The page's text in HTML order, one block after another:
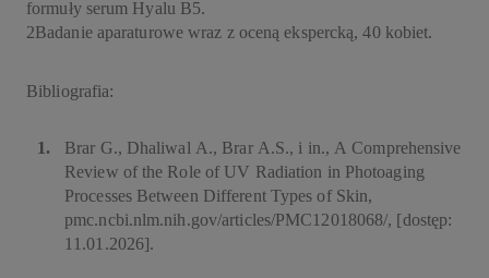
formuły serum Hyalu B5.
2Badanie aparaturowe wraz z oceną ekspercką, 40 kobiet.
Bibliografia:
Brar G., Dhaliwal A., Brar A.S., i in., A Comprehensive
Review of the Role of UV Radiation in Photoaging
Processes Between Different Types of Skin,
pmc.ncbi.nlm.nih.gov/articles/PMC12018068/, [dostęp:
11.01.2026].